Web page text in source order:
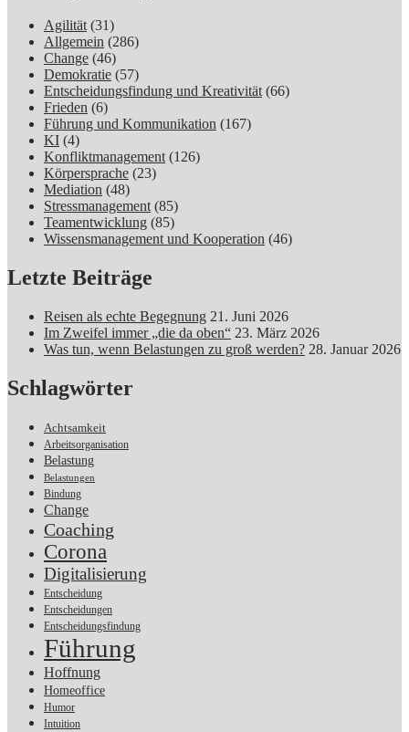
Agilität(31)
Allgemein (286)
Change (46)
Demokratie (57)
Entscheidungsfindung und Kreativität(66)
Frieden (6)
Führung und Kommunikation (167)
KI (4)
Konfliktmanagement(126)
Körpersprache (23)
Mediation (48)
Stressmanagement(85)
Teamentwicklung (85)
Wissensmanagement und Kooperation (46)
Letzte Beiträge
Reisen als echte Begegnung 21. Juni 2026
Im Zweifel immer „die da oben“ 23. März 2026
Was tun, wenn Belastungen zu groß werden? 28. Januar 2026
Schlagwörter
Achtsamkeit
Arbeitsorganisation
Belastung
Belastungen
Bindung
Change
Coaching
Corona
Digitalisierung
Entscheidung
Entscheidungen
Entscheidungsfindung
Führung
Hoffnung
Homeoffice
Humor
Intuition